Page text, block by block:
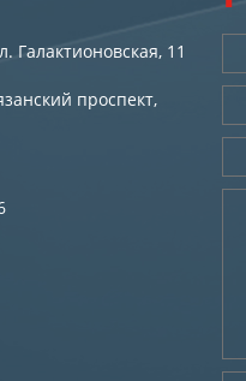
Галактионовская, 11
проспект,